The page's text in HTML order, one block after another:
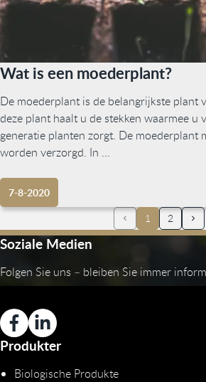
Wat is een moederplant?
De moederplant is de belangrijkste plant
deze plant haalt u de stekken waarmee u
generatie planten zorgt. De moederplant
worden verzorgd. In ...
7-8-2020
1
2
Soziale Medien
Folgen Sie uns – bleiben Sie immer
Produkter
Biologische Produkte